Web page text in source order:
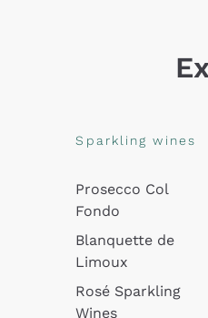
Sparkling wines
Prosecco Col
Fondo
Blanquette de
Limoux
Rosé Sparkling
Wines